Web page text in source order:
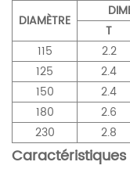
DIAMÈTRE
T
115
2.2
125 2.4
150
2.4
180
2.6
230
2.8